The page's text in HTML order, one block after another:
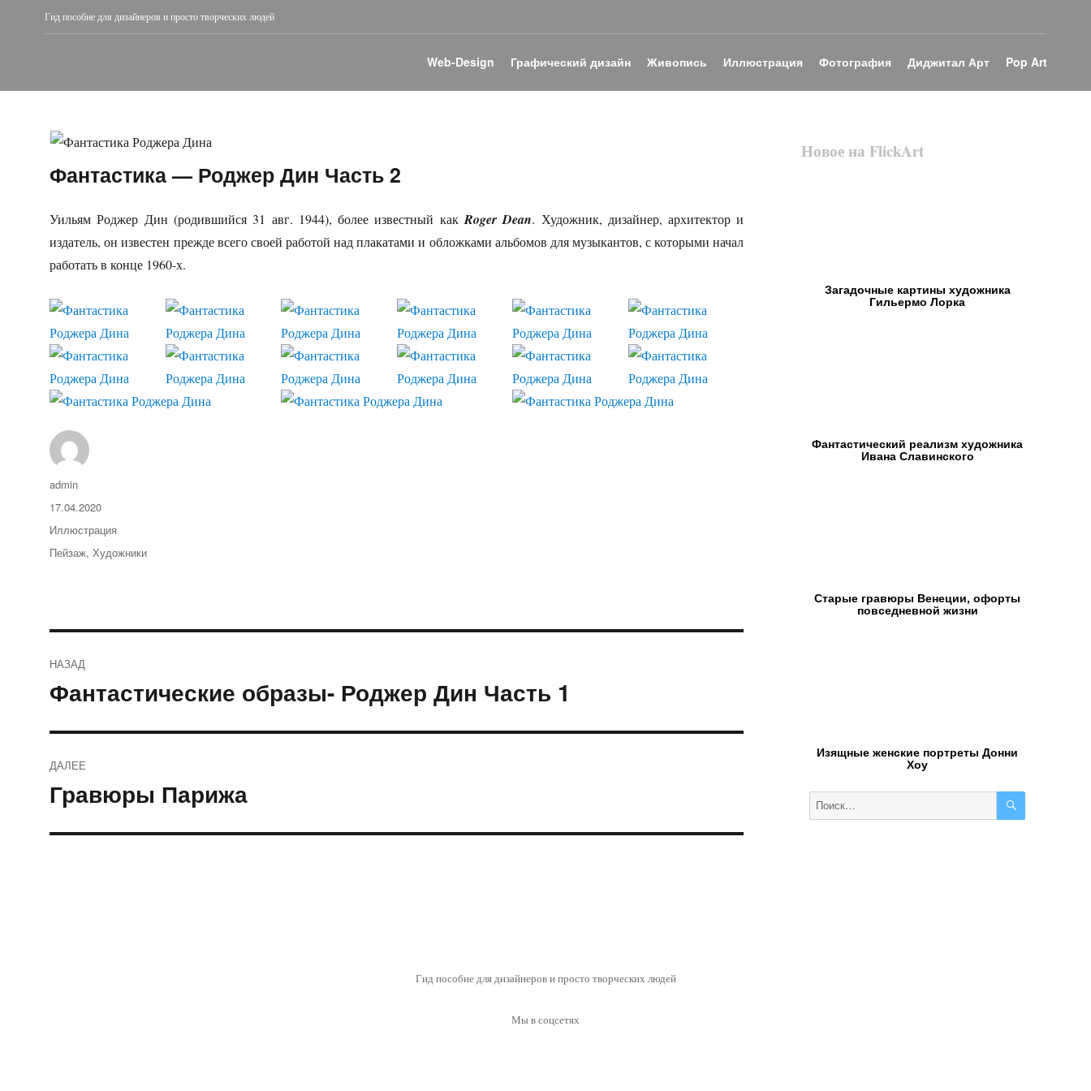
Гид пособие для дизайнеров и просто творческих людей
Web-Design Графический дизайн Живопись Иллюстрация Фотография Диджитал Арт Pop Art
Фантастика — Роджер Дин Часть 2
Уильям Роджер Дин (родившийся 31 авг. 1944), более известный какRoger Dean. Художник, дизайнер, архитектор и
издатель, он известен прежде всего своей работой над плакатами и обложками альбомов для музыкантов, с которыми начал
работать в конце 1960-х.
Автор
admin
Опубликовано
17.04.2020
Рубрики
Иллюстрация
Метки
Пейзаж,Художники
по
НАЗАД
Предыдущая
Фантастические образы- Роджер Дин Часть 1
ДАЛЕЕ
Следующая
запись:
Гравюры Парижа
Новое на FlickArt
Загадочные картины художника
Гильермо Лорка
Фантастический реализм художника
Ивана Славинского
Старые гравюры Венеции, офорты
повседневной жизни
Изящные женские портреты Донни
Хоу
Искать: ПОИСК
Гид пособие для дизайнеров и просто творческих людей
Мы в соцсетях